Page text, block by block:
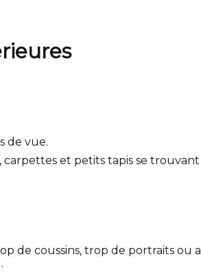
de vue.
et petits tapis se
de coussins, trop de portraits ou